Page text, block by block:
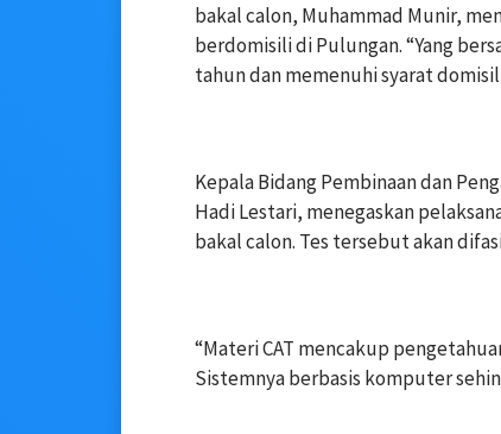
bakal calon, Muhammad Munir,
berdomisili di Pulungan. “Yang
tahun dan memenuhi syarat
‎Kepala Bidang Pembinaan dan
Hadi Lestari, menegaskan
bakal calon. Tes tersebut akan
‎“Materi CAT mencakup
Sistemnya berbasis komputer